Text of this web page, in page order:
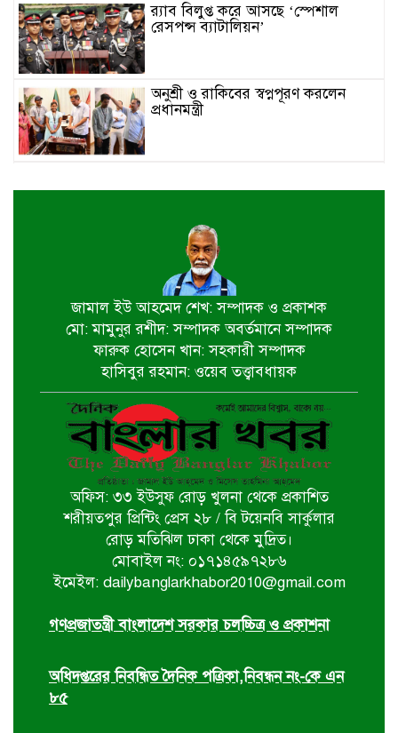
র‌্যাব বিলুপ্ত করে আসছে ‘স্পেশাল
রেসপন্স ব্যাটালিয়ন’
অনুশ্রী ও রাকিবের স্বপ্নপূরণ করলেন
প্রধানমন্ত্রী
জেলা কমিটির সভা অনুষ্ঠিত
পাইকগাছায় বাইসাইকেল, ভ্যান ও
সেলাই মেশিন বিতরণ
নির্বাচিত না হলেও নির্বাচনী প্রতিশ্রুতি
বাস্তবায়নে কাজ করছি- কপিল কৃষ্ণ মণ্ডল
বাগেরহাট খানজাহান আলী ডিগ্রি কলেজে
পালিত হয়নি জুলাই গনঅভ্যুথ্যান দিবস
খুলনায় ইমাম হুসাইন (আ.)’র পবিত্র
চেহলুম পালিত
জুলাই সনদ ইস্যুতে সরকারের বিরুদ্ধে
জামাল ইউ আহমেদ শেখ: সম্পাদক ও প্রকাশক
মো: মামুনুর রশীদ: সম্পাদক অবর্তমানে সম্পাদক
ফারুক হোসেন খান: সহকারী সম্পাদক
হাসিবুর রহমান: ওয়েব তত্ত্বাবধায়ক
অফিস: ৩৩ ইউসুফ রোড় খুলনা থেকে প্রকাশিত
শরীয়তপুর প্রিন্টিং প্রেস ২৮ / বি টয়েনবি সার্কুলার
রোড় মতিঝিল ঢাকা থেকে মুদ্রিত।
মোবাইল নং: ০১৭১৪৫৯৭২৮৬
ইমেইল: dailybanglarkhabor2010@gmail.com
গণপ্রজাতন্ত্রী বাংলাদেশ সরকার চলচ্চিত্র ও প্রকাশনা
অধিদপ্তরের নিবন্ধিত দৈনিক পত্রিকা,নিবন্ধন নং-কে এন
৮৫